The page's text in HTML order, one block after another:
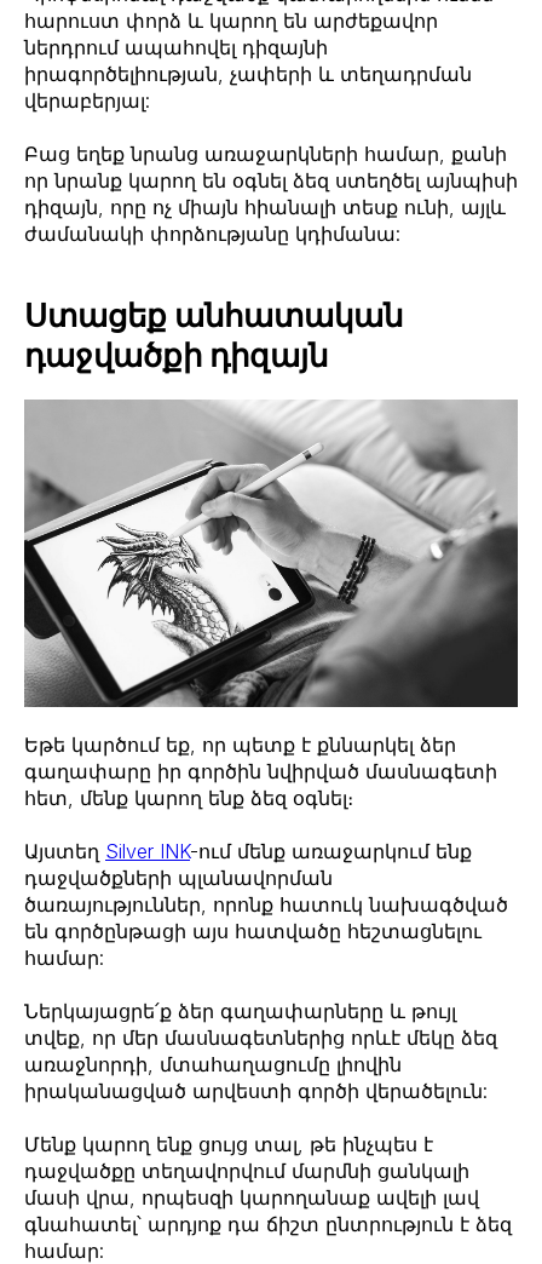
հարուստ փորձ և կարող են արժեքավոր
ներդրում ապահովել դիզայնի
իրագործելիության, չափերի և տեղադրման
վերաբերյալ:
Բաց եղեք նրանց առաջարկների համար, քանի
որ նրանք կարող են օգնել ձեզ ստեղծել այնպիսի
դիզայն, որը ոչ միայն հիանալի տեսք ունի, այլև
ժամանակի փորձությանը կդիմանա:
Ստացեք անհատական
դաջվածքի դիզայն
Եթե կարծում եք, որ պետք է քննարկել ձեր
գաղափարը իր գործին նվիրված մասնագետի
հետ, մենք կարող ենք ձեզ օգնել։
Այստեղ Silver INK-ում մենք առաջարկում ենք
դաջվածքների պլանավորման
ծառայություններ, որոնք հատուկ նախագծված
են գործընթացի այս հատվածը հեշտացնելու
համար:
Ներկայացրե՛ք ձեր գաղափարները և թույլ
տվեք, որ մեր մասնագետներից որևէ մեկը ձեզ
առաջնորդի, մտահաղացումը լիովին
իրականացված արվեստի գործի վերածելուն:
Մենք կարող ենք ցույց տալ, թե ինչպես է
դաջվածքը տեղավորվում մարմնի ցանկալի
մասի վրա, որպեսզի կարողանաք ավելի լավ
գնահատել՝ արդյոք դա ճիշտ ընտրություն է ձեզ
համար: